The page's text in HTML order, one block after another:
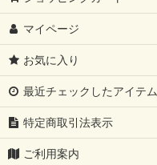
マイページ
お気に入り
最近チェックしたアイテム
特定商取引法表示
ご利用案内